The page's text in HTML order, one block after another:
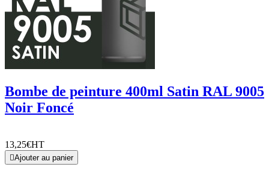
Bombe de peinture 400ml Satin RAL 9005
Noir Foncé
13,25€HT
Ajouter au panier